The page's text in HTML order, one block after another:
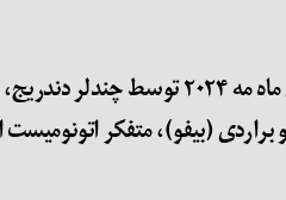
مصاحبه‌ی حاضر در یکم
براردی (بیفو)، متفکر